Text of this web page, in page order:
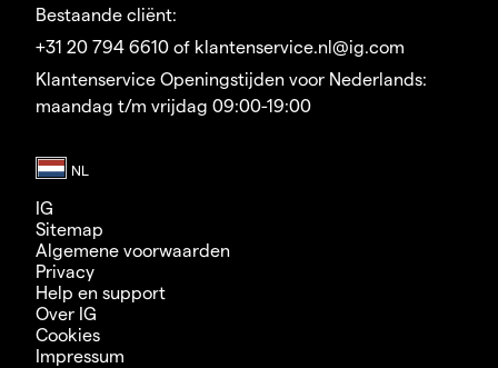
Bestaande cliënt:
+31 20 794 6610 of klantenservice.nl@ig.com
Klantenservice Openingstijden voor Nederlands:
maandag t/m vrijdag 09:00-19:00
IG
Sitemap
Algemene voorwaarden
Privacy
Help en support
Over IG
Cookies
Impressum